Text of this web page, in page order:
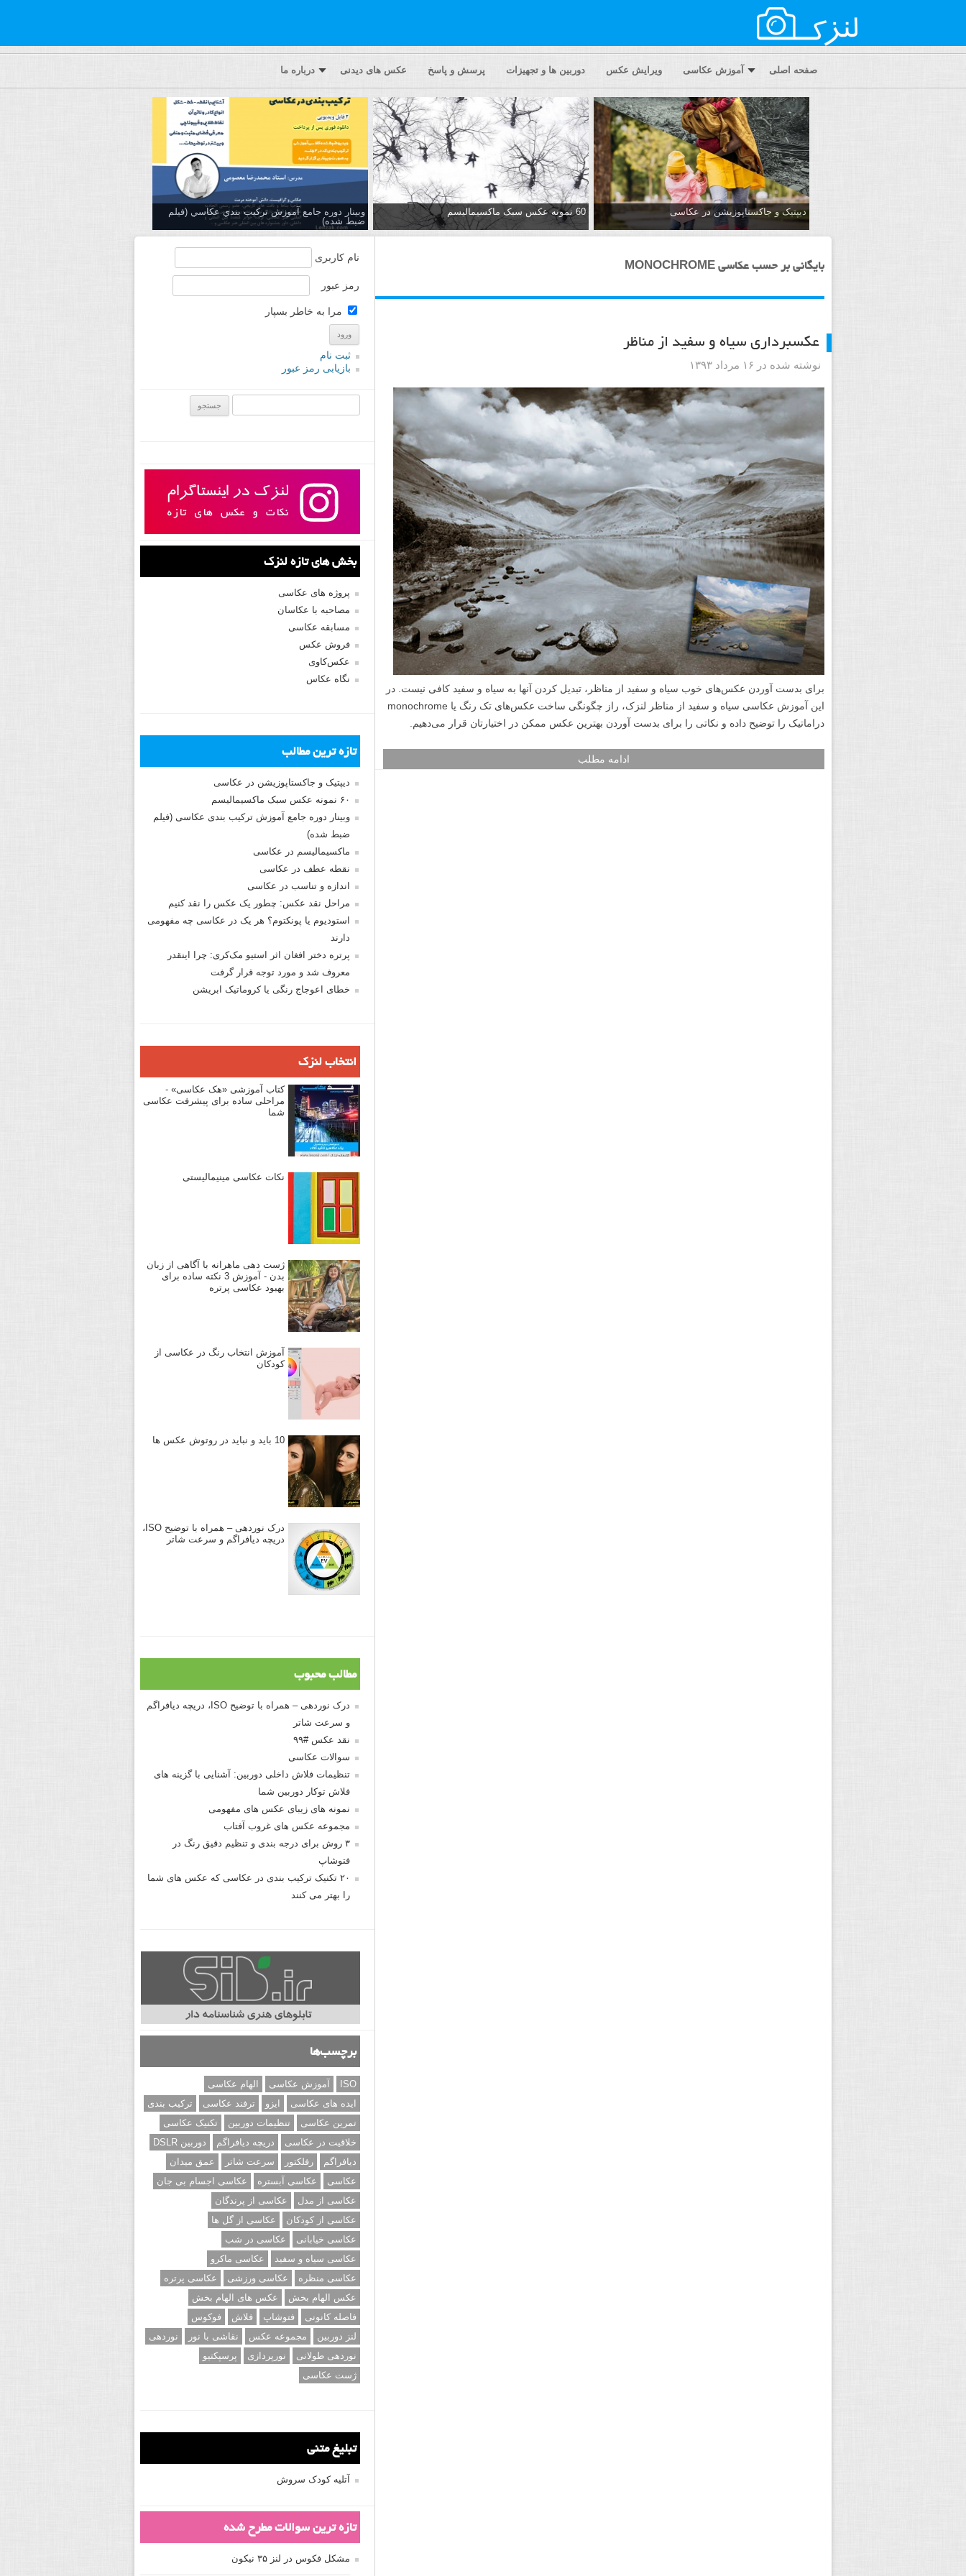
صفحه اصلی آموزش عکاسی ویرایش عکس دوربین ها و تجهیزات پرسش و پاسخ عکس های دیدنی درباره ما
دیپتیک و جاکستا‌پوزیشن در عکاسی 60 نمونه عکس سبک ماکسیمالیسم
وبینار دوره جامع آموزش تركيب بندي عكاسي (فیلم
ضبط شده)
بایگانی بر حسب عکاسی MONOCHROME
عکسبرداری سیاه و سفید از مناظر
نوشته شده در ۱۶ مرداد ۱۳۹۳
برای بدست آوردن عکس‌های خوب سیاه و سفید از مناظر، تبدیل کردن آنها به سیاه و سفید کافی نیست. در
این آموزش عکاسی سیاه و سفید از مناظر لنزک، راز چگونگی ساخت عکس‌های تک رنگ یا monochrome
دراماتیک را توضیح داده و نکاتی را برای بدست آوردن بهترین عکس ممکن در اختیارتان قرار می‌دهیم.
ادامه مطلب
نام کاربری
رمز عبور
مرا به خاطر بسپار
ثبت نام
بازیابی رمز عبور
بخش های تازه لنزک
پروژه های عکاسی
مصاحبه با عکاسان
مسابقه عکاسی
فروش عکس
عکس‌کاوی
نگاه عکاس
تازه ترین مطالب
دیپتیک و جاکستا‌پوزیشن در عکاسی
۶۰ نمونه عکس سبک ماکسیمالیسم
وبینار دوره جامع آموزش ترکیب بندی عکاسی (فیلم
ضبط شده)
ماکسیمالیسم در عکاسی
نقطه عطف در عکاسی
اندازه و تناسب در عکاسی
مراحل نقد عکس: چطور یک عکس را نقد کنیم
استودیوم یا پونکتوم؟ هر یک در عکاسی چه مفهومی
دارند
پرتره دختر افغان اثر استیو مک‌کری: چرا اینقدر
معروف شد و مورد توجه قرار گرفت
خطای اعوجاج رنگی یا کروماتیک ابریشن
انتخاب لنزک
کتاب آموزشی «هک عکاسی» -
مراحلی ساده برای پیشرفت عکاسی
شما
نکات عکاسی مینیمالیستی
ژست دهی ماهرانه با آگاهی از زبان
بدن - آموزش 3 نکته ساده برای
بهبود عکاسی پرتره
آموزش انتخاب رنگ در عکاسی از
کودکان
10 باید و نباید در روتوش عکس ها
درک نوردهی – همراه با توضیح ISO،
دریچه دیافراگم و سرعت شاتر
مطالب محبوب
درک نوردهی – همراه با توضیح ISO، دریچه دیافراگم
و سرعت شاتر
نقد عکس #۹۹
سوالات عکاسی
تنظیمات فلاش داخلی دوربین: آشنایی با گزینه های
فلاش توکار دوربین شما
نمونه های زیبای عکس های مفهومی
مجموعه عکس های غروب آفتاب
۳ روش برای درجه بندی و تنظیم دقیق رنگ در
فتوشاپ
۲۰ تکنیک ترکیب بندی در عکاسی که عکس های شما
را بهتر می کنند
برچسب‌ها
ISO آموزش عکاسی
الهام عکاسی
ایده های عکاسی
ایزو ترفند عکاسی
ترکیب بندی
تمرین عکاسی
تنظیمات دوربین
تکنیک عکاسی
خلاقیت در عکاسی
دریچه دیافراگم
دوربین DSLR
دیافراگم
رفلکتور سرعت شاتر
عمق میدان
عکاسی
عکاسی آبستره
عکاسی اجسام بی جان
عکاسی از مدل
عکاسی از پرندگان
عکاسی از کودکان
عکاسی از گل ها
عکاسی خیابانی
عکاسی در شب
عکاسی سیاه و سفید
عکاسی ماکرو
عکاسی منظره
عکاسی ورزشی
عکاسی پرتره
عکس الهام بخش
عکس های الهام بخش
فاصله کانونی
فتوشاپ فلاش
فوکوس
لنز دوربین
مجموعه عکس نقاشی با نور
نوردهی
نوردهی طولانی
نورپردازی
پرسپکتیو
ژست عکاسی
تبلیغ متنی
آتلیه کودک سروش
تازه ترین سوالات مطرح شده
مشکل فکوس در لنز ۳۵ نیکون